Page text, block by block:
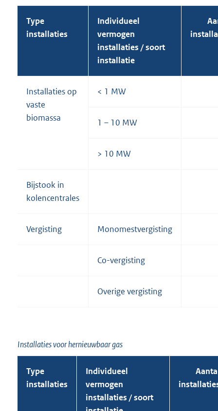
Type
installaties
Individueel
vermogen
installaties / soort
installatie
Installaties op
vaste
biomassa
< 1 MW
1 – 10 MW
> 10 MW
Bijstook in
kolencentrales
Vergisting Monomestvergisting
Co-vergisting
Overige vergisting
Installaties voor hernieuwbaar gas
Type
installaties
Individueel
vermogen
installaties / soort